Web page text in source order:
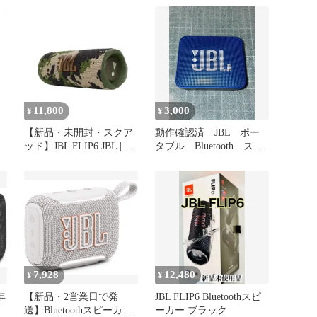
¥ 11,800
【新品・未開封・スクア
ッド】JBL FLIP6 JBL | ジ
ヤレススピーカー 低音
防水 防塵 IP67 コンパク
ト パーティー squad
¥3,000
動作確認済 JBL ポー
タブル Bluetooth スピ
¥ 7,928
【新品・2営業日で発
送】Bluetoothスピーカー
¥ 12,480
JBL FLIP6 Bluetoothスピ
ーカー ブラック